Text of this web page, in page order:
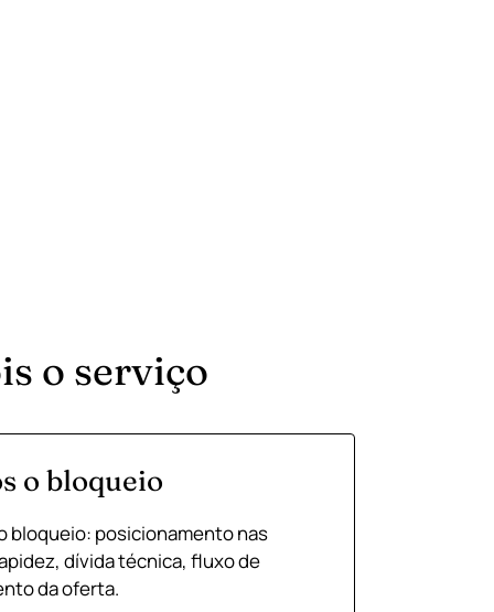
o serviço
o bloqueio
bloqueio: posicionamento nas
dívida técnica, fluxo de
da oferta.